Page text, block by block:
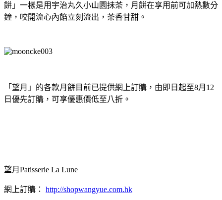
餅」一樣是用宇治丸久小山園抺茶，月餅在享用前可加熱數分
鐘，咬開流心內餡立刻流出，茶香甘甜。
「望月」的各款月餅目前已提供網上訂購，由即日起至8月12
日優先訂購，可享優惠價低至八折。
望月Patisserie La Lune
網上訂購： http://shopwangyue.com.hk